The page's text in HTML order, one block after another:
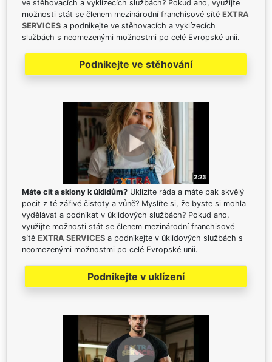
ve stěhovacích a vyklízecích službách? Pokud ano, využijte
možnosti stát se členem mezinárodní franchisové sítě EXTRA
SERVICES a podnikejte ve stěhovacích a vyklízecích
službách s neomezenými možnostmi po celé Evropské unii.
Podnikejte ve stěhování
Máte cit a sklony k úklidům? Uklízíte ráda a máte pak skvělý
pocit z té zářivé čistoty a vůně? Myslíte si, že byste si mohla
vydělávat a podnikat v úklidových službách? Pokud ano,
využijte možnosti stát se členem mezinárodní franchisové
sítě EXTRA SERVICES a podnikejte v úklidových službách s
neomezenými možnostmi po celé Evropské unii.
Podnikejte v uklízení